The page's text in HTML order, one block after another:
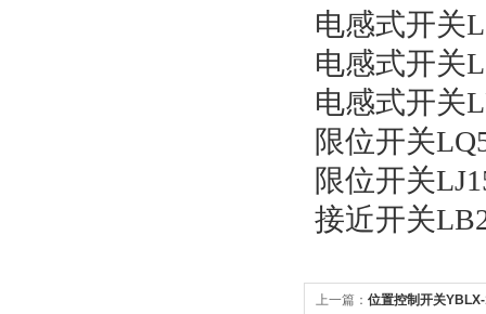
电感式开关
电感式开关
电感式开关
限位开关
限位开关
接近开关
上一篇： 位置控制开关